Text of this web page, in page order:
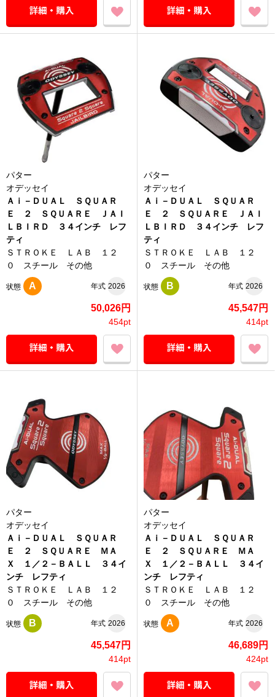
パター
オデッセイ
Ａｉ－ＤＵＡＬ ＳＱＵＡＲ
Ｅ ２ ＳＱＵＡＲＥ ＪＡＩ
ＬＢＩＲＤ ３４インチ レフ
ティ
ＳＴＲＯＫＥ ＬＡＢ １２
０ スチール その他
状態 A 年式 2026
50,026円
454pt
パター
オデッセイ
Ａｉ－ＤＵＡＬ ＳＱＵＡＲ
Ｅ ２ ＳＱＵＡＲＥ ＪＡＩ
ＬＢＩＲＤ ３４インチ レフ
ティ
ＳＴＲＯＫＥ ＬＡＢ １２
０ スチール その他
状態 B 年式 2026
45,547円
414pt
パター
オデッセイ
Ａｉ－ＤＵＡＬ ＳＱＵＡＲ
Ｅ ２ ＳＱＵＡＲＥ ＭＡ
Ｘ １／２－ＢＡＬＬ ３４イ
ンチ レフティ
ＳＴＲＯＫＥ ＬＡＢ １２
０ スチール その他
状態 B 年式 2026
45,547円
414pt
パター
オデッセイ
Ａｉ－ＤＵＡＬ ＳＱＵＡＲ
Ｅ ２ ＳＱＵＡＲＥ ＭＡ
Ｘ １／２－ＢＡＬＬ ３４イ
ンチ レフティ
ＳＴＲＯＫＥ ＬＡＢ １２
０ スチール その他
状態 A 年式 2026
46,689円
424pt